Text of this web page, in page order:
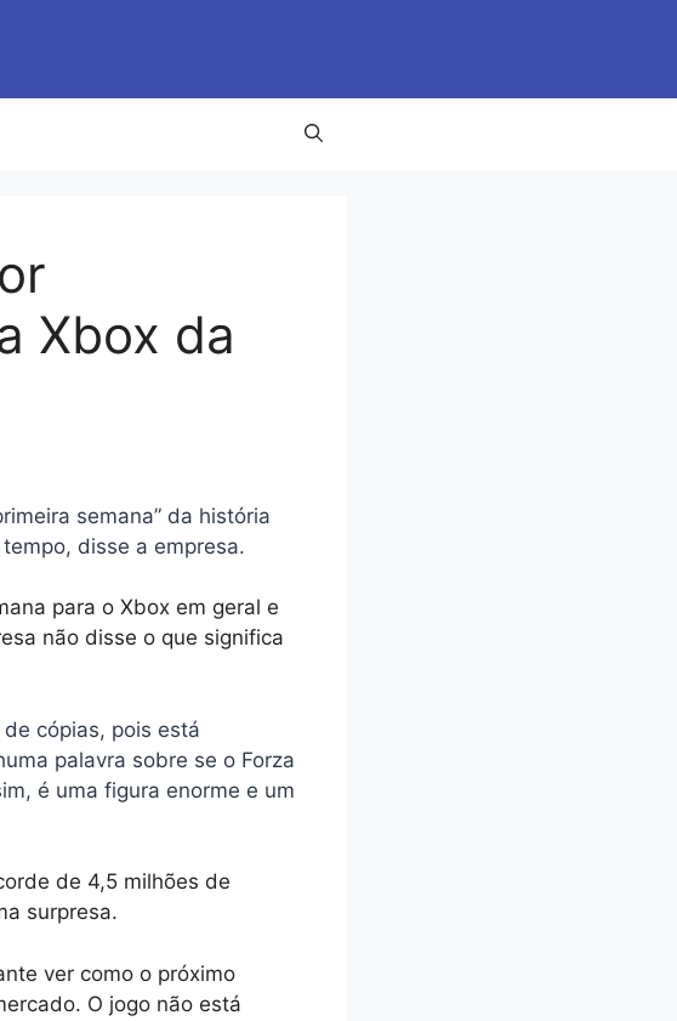
Xbox da
semana” da história
disse a empresa.
para o Xbox em geral e
não disse o que significa
cópias, pois está
palavra sobre se o Forza
é uma figura enorme e um
de 4,5 milhões de
surpresa.
ver como o próximo
O jogo não está